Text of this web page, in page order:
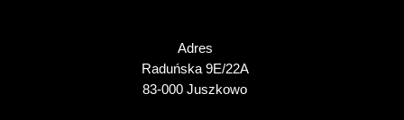
Adres
Raduńska 9E/22A
83-000 Juszkowo